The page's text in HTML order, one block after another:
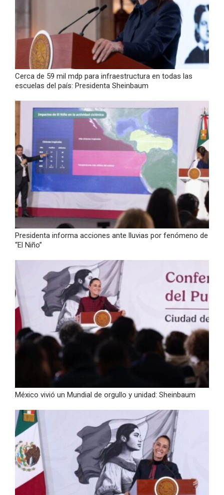
Cerca de 59 mil mdp para infraestructura en todas las
escuelas del país: Presidenta Sheinbaum
Presidenta informa acciones ante lluvias por fenómeno de
“El Niño”
México vivió un Mundial de orgullo y unidad: Sheinbaum